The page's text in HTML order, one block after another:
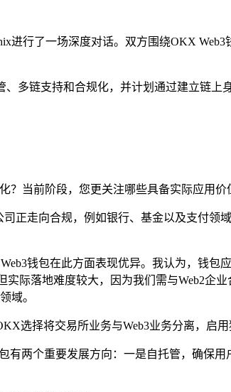
进行了一场深度对话。双方围绕OKX
多链支持和合规化，并计划通过建立链
当前阶段，您更关注哪些具备实际应用价
正走向合规，例如银行、基金以及支付
钱包在此方面表现优异。我认为，钱
际落地难度较大，因为我们需与Web2企
域。
选择将交易所业务与Web3业务分离，启
有两个重要发展方向：一是自托管，确保